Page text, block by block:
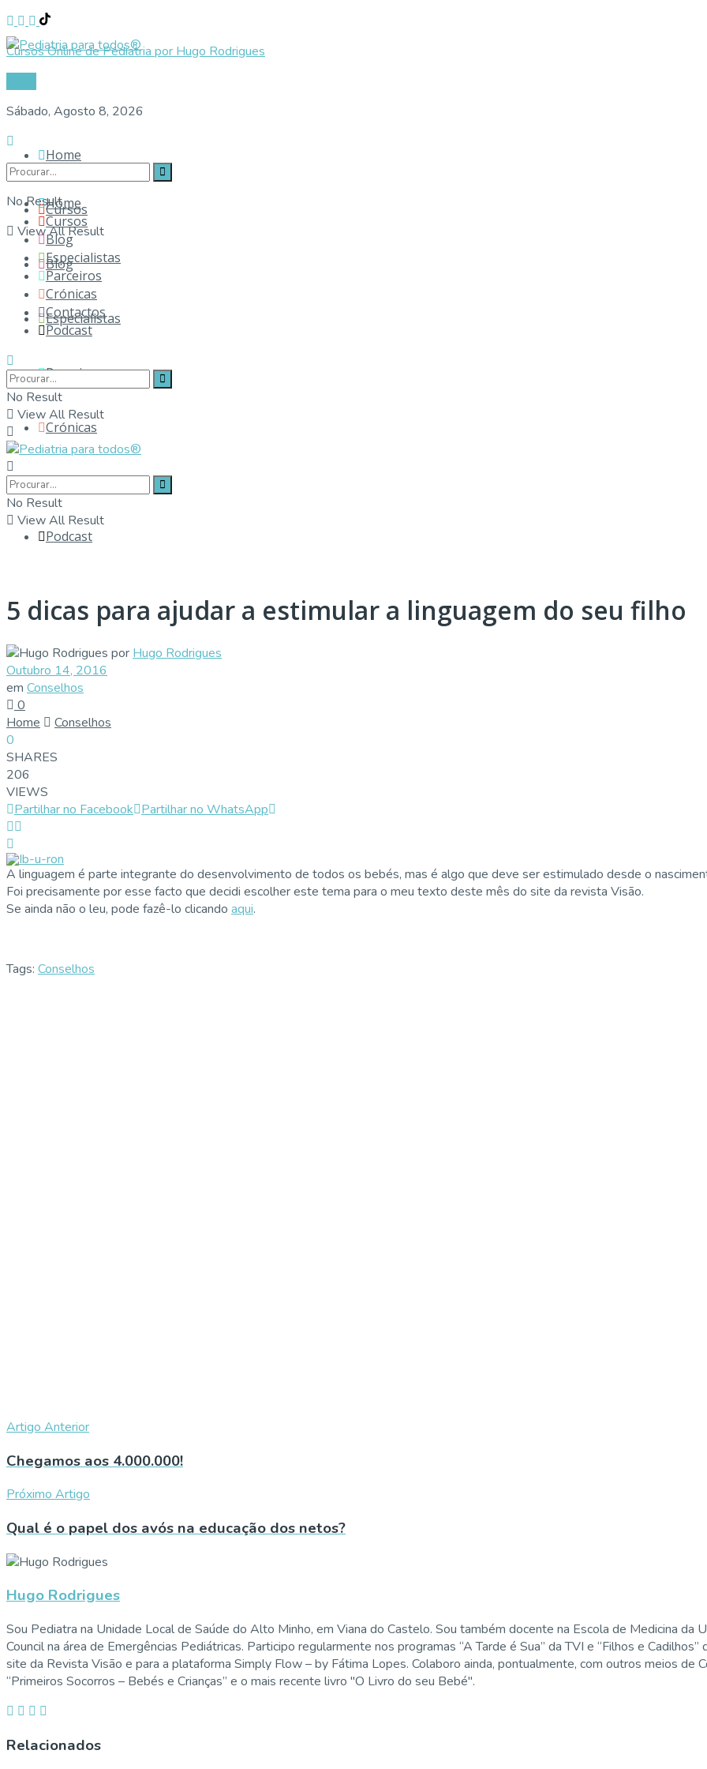
Cursos Online de Pediatria por Hugo Rodrigues
Sábado, Agosto 8, 2026
No Result
View All Result
Home
Cursos
Blog
Especialistas
Parceiros
Crónicas
Contactos
Podcast
Home
Cursos
Blog
Especialistas
Parceiros
Crónicas
Contactos
Podcast
No Result
View All Result
No Result
View All Result
5 dicas para ajudar a estimular a linguagem do seu filho
por Hugo Rodrigues
Outubro 14, 2016
em Conselhos
0
Home
Conselhos
0
SHARES
206
VIEWS
Partilhar no Facebook Partilhar no WhatsApp
A linguagem é parte integrante do desenvolvimento de todos os bebés, mas é algo que deve ser estimulado desde o
Foi precisamente por esse facto que decidi escolher este tema para o meu texto deste mês do site da revista Visão.
Se ainda não o leu, pode fazê-lo clicando aqui.
Tags: Conselhos
Artigo Anterior
Chegamos aos 4.000.000!
Próximo Artigo
Qual é o papel dos avós na educação dos netos?
Hugo Rodrigues
Sou Pediatra na Unidade Local de Saúde do Alto Minho, em Viana do Castelo. Sou também docente na Escola de Medicina
Council na área de Emergências Pediátricas. Participo regularmente nos programas “A Tarde é Sua” da TVI e “Filhos e
site da Revista Visão e para a plataforma Simply Flow – by Fátima Lopes. Colaboro ainda, pontualmente, com outros meios de
“Primeiros Socorros – Bebés e Crianças” e o mais recente livro "O Livro do seu Bebé".
Relacionados